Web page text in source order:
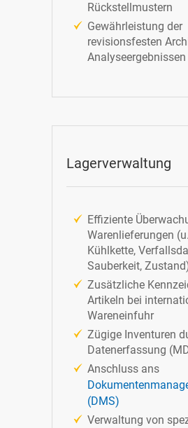
Rückstellmustern
Gewährleistung der
revisionsfesten
Analyseergebnissen
Lagerverwaltung
Effiziente
Warenlieferungen
Kühlkette,
Sauberkeit,
Zusätzliche
Artikeln bei
Wareneinfuhr
Zügige Inventuren
Datenerfassung
Anschluss ans
(DMS)
Verwaltung von